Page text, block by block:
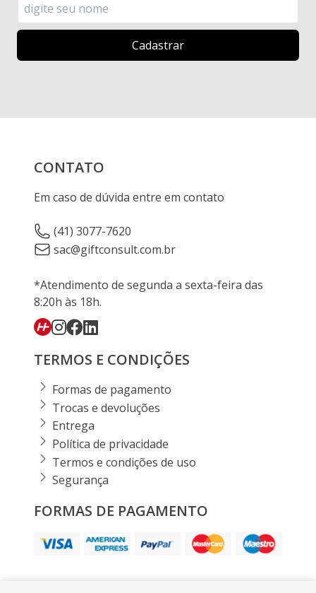
CONTATO
Em caso de dúvida entre em contato
(41) 3077-7620
sac@giftconsult.com.br
*Atendimento de segunda a sexta-feira das
8:20h às 18h.
TERMOS E CONDIÇÕES
Formas de pagamento
Trocas e devoluções
Entrega
Política de privacidade
Termos e condições de uso
Segurança
FORMAS DE PAGAMENTO